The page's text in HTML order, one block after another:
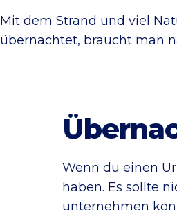
Mit dem Strand und viel
übernachtet, braucht man
Wenn du einen
haben. Es sollte
unternehmen